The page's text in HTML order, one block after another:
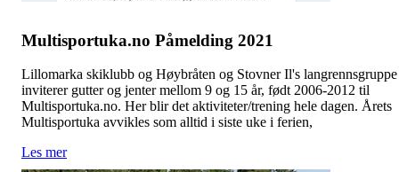
Multisportuka.no Påmelding 2021
Lillomarka skiklubb og Høybråten og Stovner Il's langrennsgruppe
inviterer gutter og jenter mellom 9 og 15 år, født 2006-2012 til
Multisportuka.no. Her blir det aktiviteter/trening hele dagen. Årets
Multisportuka avvikles som alltid i siste uke i ferien,
Les mer